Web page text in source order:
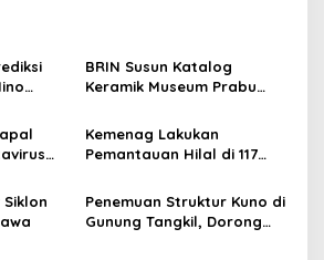
BRIN Susun Katalog
Keramik Museum Prabu
Koleksi dari Dinasti Tang
hingga Majapahit Siap Jadi
Kemenag Lakukan
Pemantauan Hilal di 117
2026 M, Hari Raya Idulfitri
Ditentukan Hari ini
Siklon
Penemuan Struktur Kuno di
Gunung Tangkil, Dorong